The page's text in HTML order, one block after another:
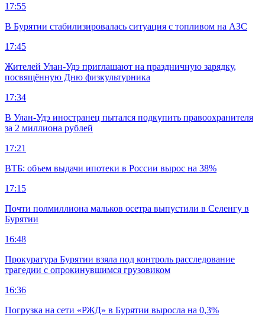
17:55
В Бурятии стабилизировалась ситуация с топливом на АЗС
17:45
Жителей Улан-Удэ приглашают на праздничную зарядку,
посвящённую Дню физкультурника
17:34
В Улан-Удэ иностранец пытался подкупить правоохранителя
за 2 миллиона рублей
17:21
ВТБ: объем выдачи ипотеки в России вырос на 38%
17:15
Почти полмиллиона мальков осетра выпустили в Селенгу в
Бурятии
16:48
Прокуратура Бурятии взяла под контроль расследование
трагедии с опрокинувшимся грузовиком
16:36
Погрузка на сети «РЖД» в Бурятии выросла на 0,3%